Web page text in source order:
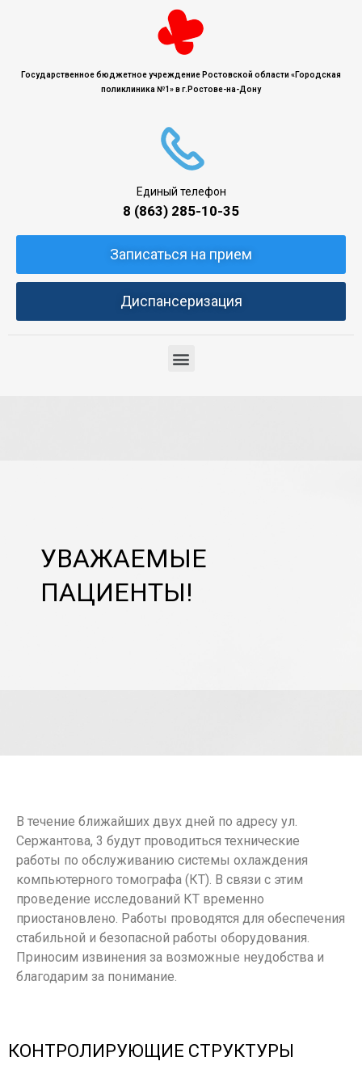
Государственное бюджетное учреждение Ростовской области «Городская
поликлиника №1» в г.Ростове-на-Дону
Единый телефон
8 (863) 285-10-35
Записаться на прием
Диспансеризация
УВАЖАЕМЫЕ
ПАЦИЕНТЫ!
В течение ближайших двух дней по адресу ул.
Сержантова, 3 будут проводиться технические
работы по обслуживанию системы охлаждения
компьютерного томографа (КТ). В связи с этим
проведение исследований КТ временно
приостановлено. Работы проводятся для обеспечения
стабильной и безопасной работы оборудования.
Приносим извинения за возможные неудобства и
благодарим за понимание.
КОНТРОЛИРУЮЩИЕ СТРУКТУРЫ